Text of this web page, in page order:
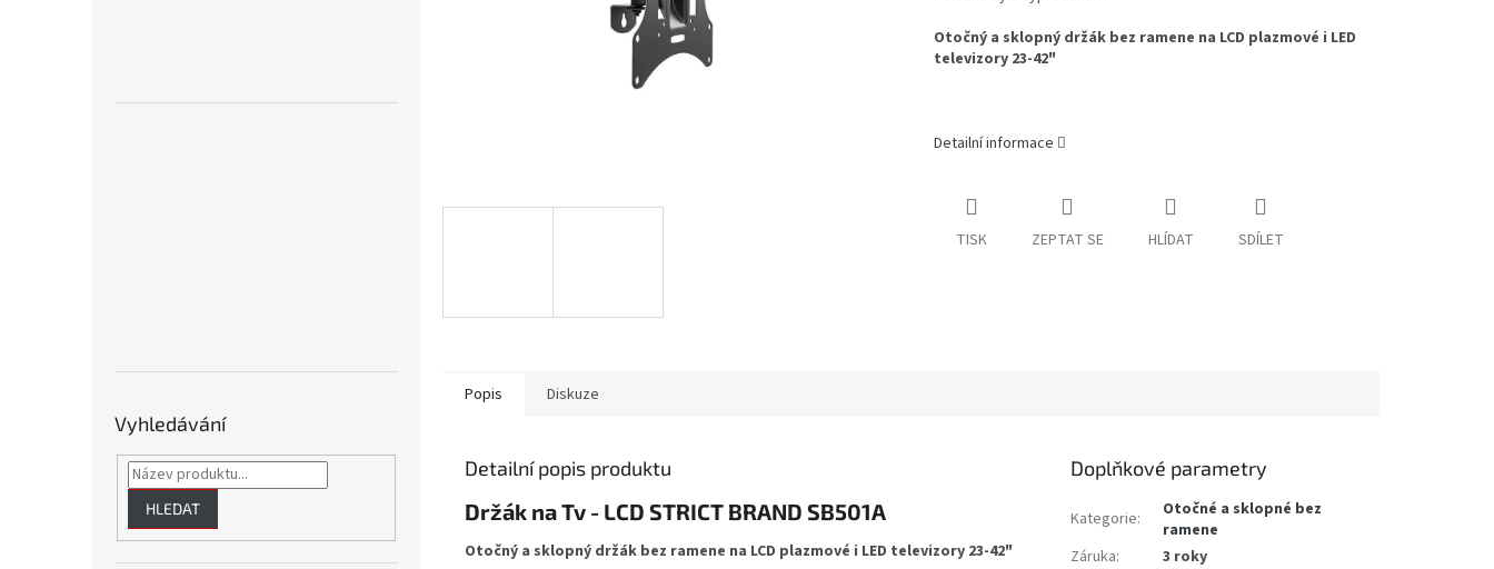
Vyhledávání
HLEDAT
Otočný a sklopný držák bez ramene na LCD plazmové i LED
televizory 23-42"
Detailní informace
TISK ZEPTAT SE HLÍDAT SDÍLET
Popis Diskuze
Detailní popis produktu
Držák na Tv - LCD STRICT BRAND SB501A
Otočný a sklopný držák bez ramene na LCD plazmové i LED televizory 23-42"
Doplňkové parametry
Kategorie:
Otočné a sklopné bez
ramene
Záruka:
3 roky